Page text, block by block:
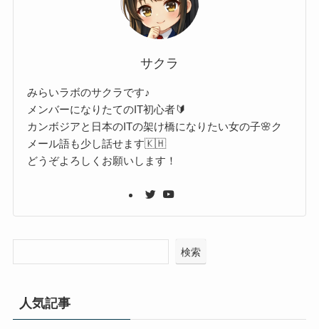
サクラ
みらいラボのサクラです♪
メンバーになりたてのIT初心者🔰
カンボジアと日本のITの架け橋になりたい女の子🌸ク
メール語も少し話せます🇰🇭
どうぞよろしくお願いします！
検索
人気記事